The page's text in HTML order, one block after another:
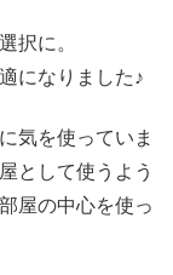
択に。
になりました♪
気を使っていま
として使うよう
屋の中心を使っ